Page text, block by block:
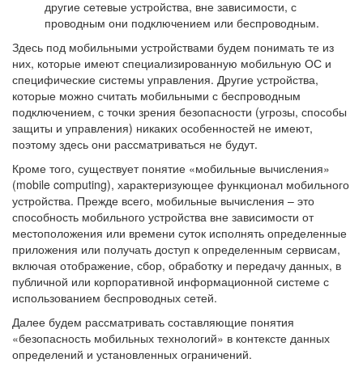
другие сетевые устройства, вне зависимости, с
проводным они подключением или беспроводным.
Здесь под мобильными устройствами будем понимать те из
них, которые имеют специализированную мобильную ОС и
специфические системы управления. Другие устройства,
которые можно считать мобильными с беспроводным
подключением, с точки зрения безопасности (угрозы, способы
защиты и управления) никаких особенностей не имеют,
поэтому здесь они рассматриваться не будут.
Кроме того, существует понятие «мобильные вычисления»
(mobile computing), характеризующее функционал мобильного
устройства. Прежде всего, мобильные вычисления – это
способность мобильного устройства вне зависимости от
местоположения или времени суток исполнять определенные
приложения или получать доступ к определенным сервисам,
включая отображение, сбор, обработку и передачу данных, в
публичной или корпоративной информационной системе с
использованием беспроводных сетей.
Далее будем рассматривать составляющие понятия
«безопасность мобильных технологий» в контексте данных
определений и установленных ограничений.